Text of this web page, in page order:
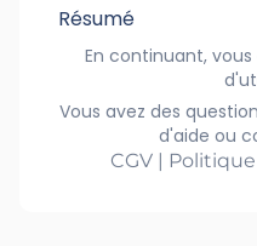
Résumé
En continuant,
Vous avez des
d'aide ou
CGV |